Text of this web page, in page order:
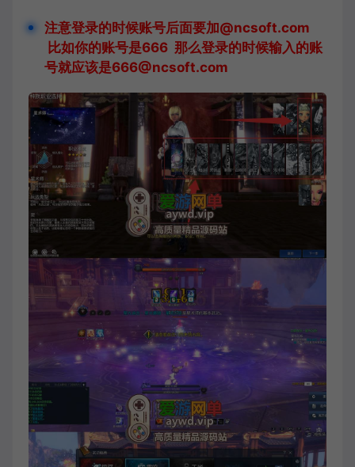
注意登录的时候账号后面要加@ncsoft.com
比如你的账号是666 那么登录的时候输入的账
号就应该是666@ncsoft.com